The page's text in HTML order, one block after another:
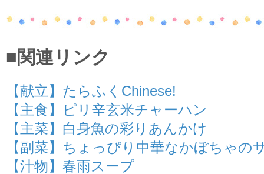
■関連リンク
【献立】たらふくChinese!
【主食】ピリ辛玄米チャーハン
【主菜】白身魚の彩りあんかけ
【副菜】ちょっぴり中華なかぼちゃの
【汁物】春雨スープ